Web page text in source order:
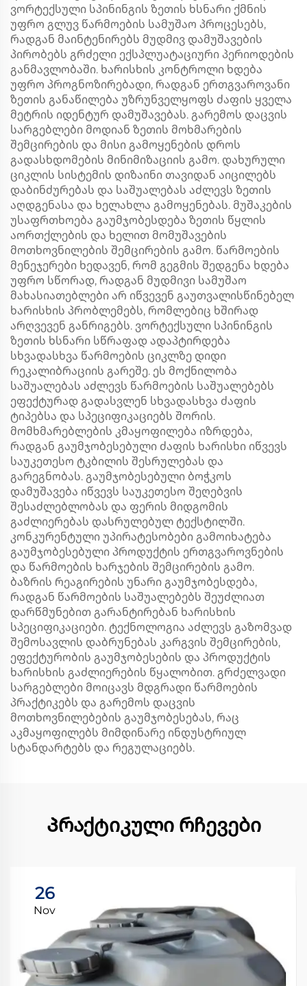
ვორტექსული სპინინგის ზეთის ხსნარი ქმნის
უფრო გლუვ წარმოების სამუშაო პროცესებს,
რადგან მაინტენირებს მუდმივ დამუშავების
პირობებს გრძელი ექსპლუატაციური პერიოდების
განმავლობაში. ხარისხის კონტროლი ხდება
უფრო პროგნოზირებადი, რადგან ერთგვაროვანი
ზეთის განაწილება უზრუნველყოფს ძაფის ყველა
მეტრის იდენტურ დამუშავებას. გარემოს დაცვის
სარგებლები მოდიან ზეთის მოხმარების
შემცირების და მისი გამოყენების დროს
გადასხდომების მინიმიზაციის გამო. დახურული
ციკლის სისტემის დიზაინი თავიდან აიცილებს
დაბინძურებას და საშუალებას აძლევს ზეთის
აღდგენასა და ხელახლა გამოყენებას. მუშაკების
უსაფრთხოება გაუმჯობესდება ზეთის წყლის
აორთქლების და ხელით მომუშავების
მოთხოვნილების შემცირების გამო. წარმოების
მენეჯერები ხედავენ, რომ გეგმის შედგენა ხდება
უფრო სწორად, რადგან მუდმივი სამუშაო
მახასიათებლები არ იწვევენ გაუთვალისწინებელ
ხარისხის პრობლემებს, რომლებიც ხშირად
არღვევენ განრიგებს. ვორტექსული სპინინგის
ზეთის ხსნარი სწრაფად ადაპტირდება
სხვადასხვა წარმოების ციკლზე დიდი
რეკალიბრაციის გარეშე. ეს მოქნილობა
საშუალებას აძლევს წარმოების საშუალებებს
ეფექტურად გადასვლენ სხვადასხვა ძაფის
ტიპებსა და სპეციფიკაციებს შორის.
მომხმარებლების კმაყოფილება იზრდება,
რადგან გაუმჯობესებული ძაფის ხარისხი იწვევს
საუკეთესო ტკბილის შესრულებას და
გარეგნობას. გაუმჯობესებული ბოჭკოს
დამუშავება იწვევს საუკეთესო შეღებვის
შესაძლებლობას და ფერის მიდგომის
გაძლიერებას დასრულებულ ტექსტილში.
კონკურენტული უპირატესობები გამოიხატება
გაუმჯობესებული პროდუქტის ერთგვაროვნების
და წარმოების ხარჯების შემცირების გამო.
ბაზრის რეაგირების უნარი გაუმჯობესდება,
რადგან წარმოების საშუალებებს შეუძლიათ
დარწმუნებით გარანტირებან ხარისხის
სპეციფიკაციები. ტექნოლოგია აძლევს გაზომვად
შემოსავლის დაბრუნებას კარგვის შემცირების,
ეფექტურობის გაუმჯობესების და პროდუქტის
ხარისხის გაძლიერების წყალობით. გრძელვადი
სარგებლები მოიცავს მდგრადი წარმოების
პრაქტიკებს და გარემოს დაცვის
მოთხოვნილებების გაუმჯობესებას, რაც
აკმაყოფილებს მიმდინარე ინდუსტრიულ
სტანდარტებს და რეგულაციებს.
Პრაქტიკული რჩევები
26
Nov